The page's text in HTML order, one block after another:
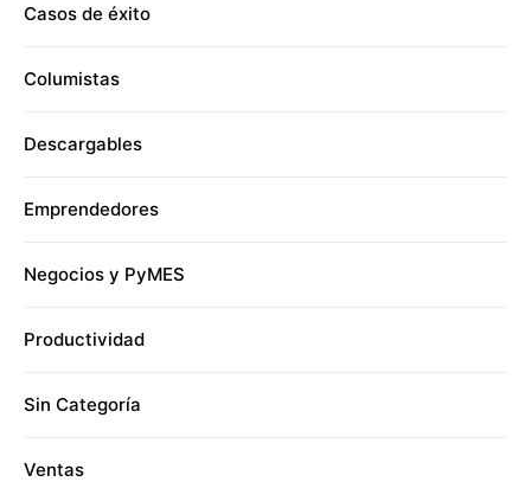
Casos de éxito
Columistas
Descargables
Emprendedores
Negocios y PyMES
Productividad
Sin Categoría
Ventas